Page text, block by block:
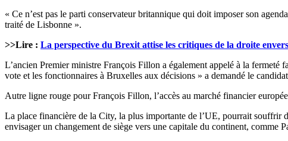
« Ce n’est pas le parti conservateur britannique qui doit imposer son
traité de Lisbonne ».
>>Lire : La perspective du Brexit attise les critiques de la droite
L’ancien Premier ministre François Fillon a également appelé à la
vote et les fonctionnaires à Bruxelles aux décisions » a demandé le
Autre ligne rouge pour François Fillon, l’accès au marché financier
La place financière de la City, la plus importante de l’UE, pourrait souffrir
envisager un changement de siège vers une capitale du continent, comme